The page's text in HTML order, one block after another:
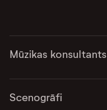
Mūzikas konsultants
Scenogrāfi